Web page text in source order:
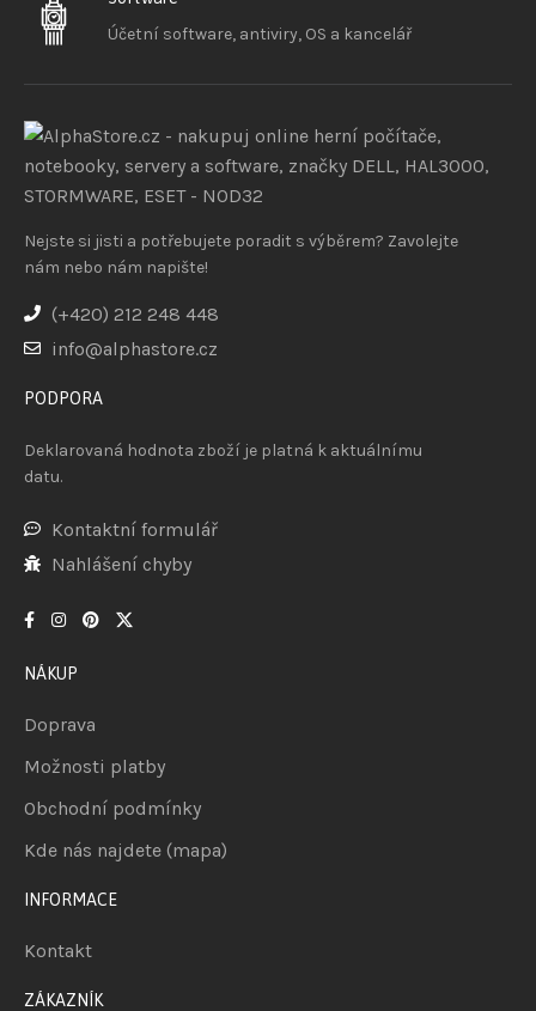
Účetní software, antiviry, OS a kancelář
Nejste si jisti a potřebujete poradit s výběrem? Zavolejte
nám nebo nám napište!
(+420) 212 248 448
info@alphastore.cz
PODPORA
Deklarovaná hodnota zboží je platná k aktuálnímu
datu.
Kontaktní formulář
Nahlášení chyby
NÁKUP
Doprava
Možnosti platby
Obchodní podmínky
Kde nás najdete (mapa)
INFORMACE
Kontakt
ZÁKAZNÍK